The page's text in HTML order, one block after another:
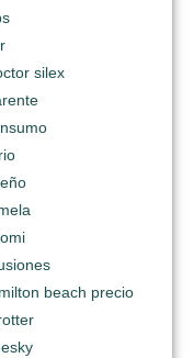
silex
beach precio